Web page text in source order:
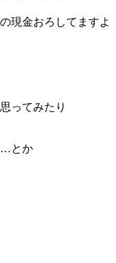
現金おろしてますよ
ってみたり
…とか